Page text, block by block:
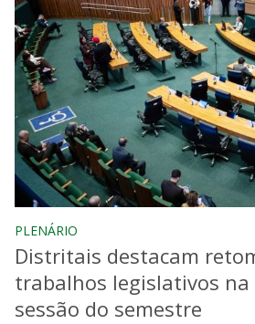
PLENÁRIO
Distritais destacam
trabalhos legislativos
sessão do semestre